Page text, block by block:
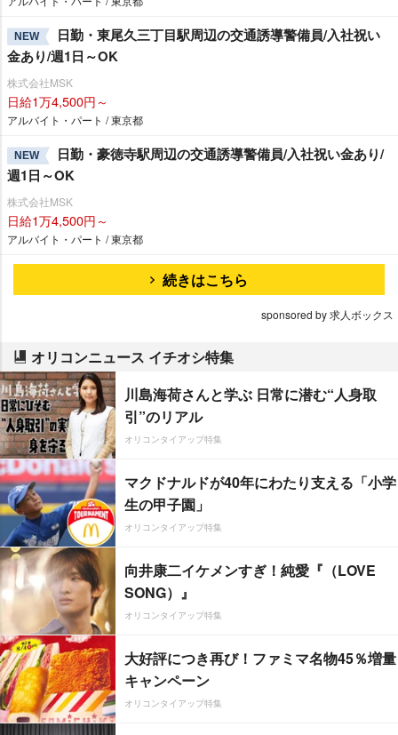
NEW
日勤・東尾久三丁目駅周辺の交通誘導警備員/入社祝い
金あり/週1日～OK
株式会社MSK
日給1万4,500円～
アルバイト・パート / 東京都
NEW
日勤・豪徳寺駅周辺の交通誘導警備員/入社祝い金あり/
週1日～OK
株式会社MSK
日給1万4,500円～
アルバイト・パート / 東京都
続きはこちら
sponsored by 求人ボックス
オリコンニュース イチオシ特集
川島海荷さんと学ぶ 日常に潜む“人身取
引”のリアル
オリコンタイアップ特集
マクドナルドが40年にわたり支える「小学
生の甲子園」
オリコンタイアップ特集
向井康二イケメンすぎ！純愛『（LOVE
SONG）』
オリコンタイアップ特集
大好評につき再び！ファミマ名物45％増量
キャンペーン
オリコンタイアップ特集